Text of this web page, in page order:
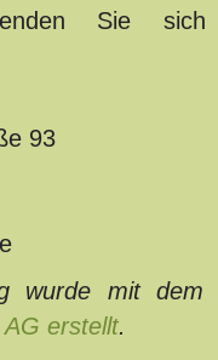
Sie
93
wurde mit dem
erstellt.